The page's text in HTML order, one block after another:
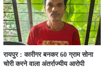
रायपुर : कारीगर बनकर 60 ग्राम सोना
चोरी करने वाला अंतर्राज्यीय आरोपी